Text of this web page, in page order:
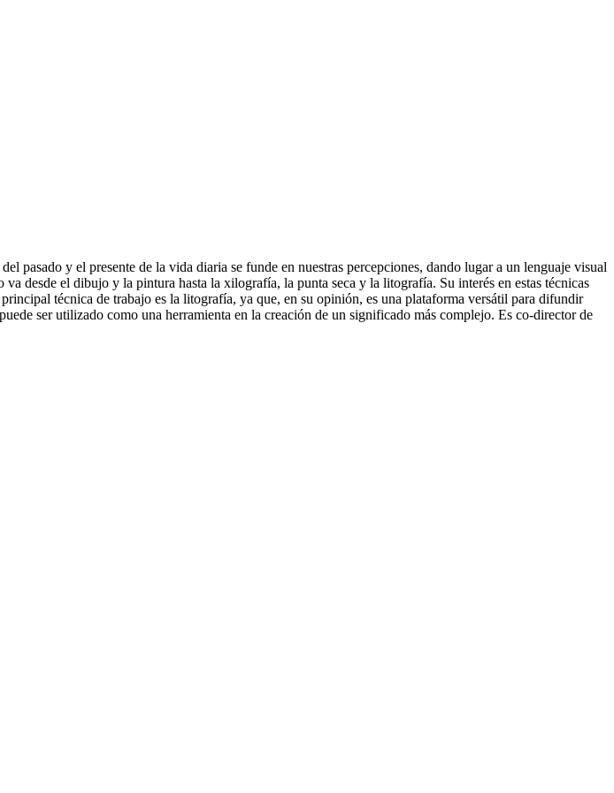
pasado y el presente de la vida diaria se funde en nuestras percepciones, dando lugar a un lenguaje visual
desde el dibujo y la pintura hasta la xilografía, la punta seca y la litografía. Su interés en estas técnicas
técnica de trabajo es la litografía, ya que, en su opinión, es una plataforma versátil para difundir
ser utilizado como una herramienta en la creación de un significado más complejo. Es co-director de